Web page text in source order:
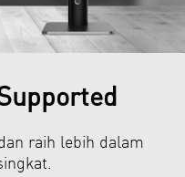
raih lebih dalam